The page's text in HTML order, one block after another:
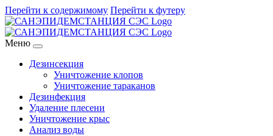
Перейти к содержимому Перейти к футеру
Меню
Дезинсекция
Уничтожение клопов
Уничтожение тараканов
Дезинфекция
Удаление плесени
Уничтожение крыс
Анализ воды